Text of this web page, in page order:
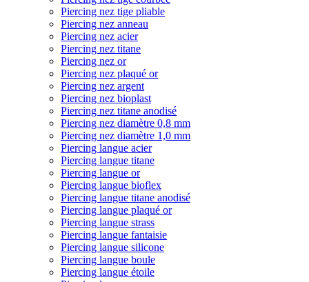
Piercing nez tige pliable
Piercing nez anneau
Piercing nez acier
Piercing nez titane
Piercing nez or
Piercing nez plaqué or
Piercing nez argent
Piercing nez bioplast
Piercing nez titane anodisé
Piercing nez diamètre 0,8 mm
Piercing nez diamètre 1,0 mm
Piercing langue acier
Piercing langue titane
Piercing langue or
Piercing langue bioflex
Piercing langue titane anodisé
Piercing langue plaqué or
Piercing langue strass
Piercing langue fantaisie
Piercing langue silicone
Piercing langue boule
Piercing langue étoile